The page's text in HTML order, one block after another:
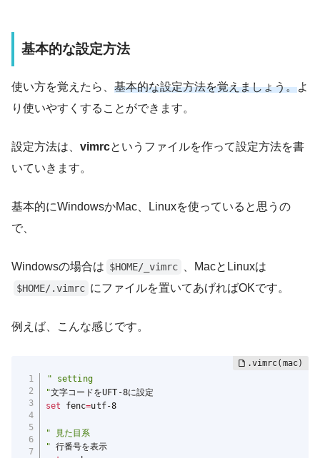
基本的な設定方法
使い方を覚えたら、 基本的な設定方法を覚えましょう。よ
り使いやすくすることができます。
設定方法は、 vimrcというファイルを作って設定方法を書
いていきます。
基本的にWindowsかMac、Linuxを使っていると思うの
で、
Windowsの場合は $HOME/_vimrc 、MacとLinuxは
$HOME/.vimrc にファイルを置いてあげればOKです。
例えば、こんな感じです。
" setting
"
set fenc=utf-8
" 見た目系
"